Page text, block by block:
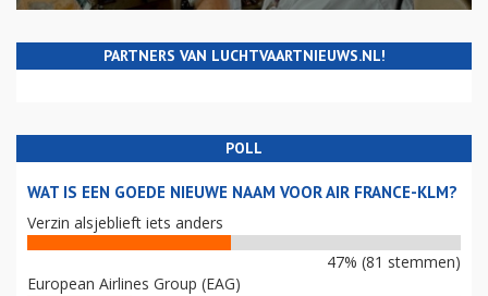
PARTNERS VAN LUCHTVAARTNIEUWS.NL!
POLL
WAT IS EEN GOEDE NIEUWE NAAM VOOR AIR FRANCE-KLM?
Verzin alsjeblieft iets anders
47% (81 stemmen)
European Airlines Group (EAG)